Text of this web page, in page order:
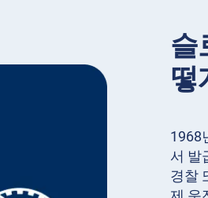
슬
떻
1968
서 발
경찰